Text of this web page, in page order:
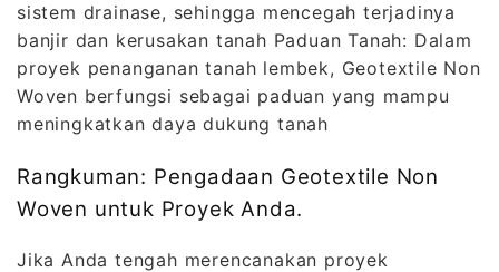
sistem drainase, sehingga mencegah terjadinya
banjir dan kerusakan tanah Paduan Tanah: Dalam
proyek penanganan tanah lembek, Geotextile Non
Woven berfungsi sebagai paduan yang mampu
meningkatkan daya dukung tanah
Rangkuman: Pengadaan Geotextile Non
Woven untuk Proyek Anda.
Jika Anda tengah merencanakan proyek